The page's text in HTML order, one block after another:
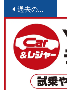
投
稿
ナ
ビ
過去の投稿